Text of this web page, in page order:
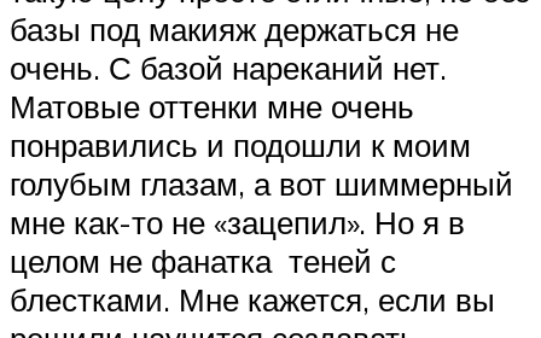
базы под макияж держаться не
очень. С базой нареканий нет.
Матовые оттенки мне очень
понравились и подошли к моим
голубым глазам, а вот шиммерный
мне как-то не «зацепил». Но я в
целом не фанатка теней с
блестками. Мне кажется, если вы